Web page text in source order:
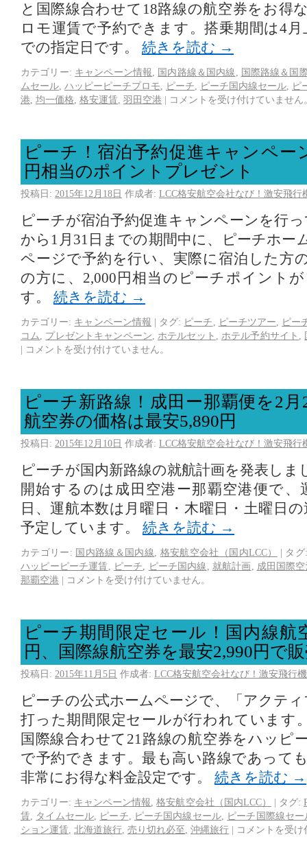
と国際線合わせて18路線の航空券をお得
ロモ運賃で予約できます。搭乗期間は4
での指定日です。 続きを読む →
カテゴリー: キャンペーン情報 国内路線＆国内線
国際路線＆国
ムセール ハッピーピーチプロモ ピーチ ピーチ国内線セール
ピ
港 均一価格 格安運賃 羽田空港 | コメントを受け付けていません
ピーチ！宿泊予約促進キャンペー
円相当のポイントプレゼント
投稿日: 2015年12月18日 作成者: LCC格安航空会社なび！激安飛行
ピーチが宿泊予約促進キャンペーンを行
から1月31日までの期間中に、ピーチホー
ページで予約を行い、実際に宿泊した方
の方に、2,000円相当のピーチポイント
す。 続きを読む →
カテゴリー: キャンペーン情報 | タグ: ピーチ ピーチツアー
ピー
コム
プレゼントキャンペーン ホテルセット ホテル予約サイト
| コメントを受け付けていません。
ピーチ新路線！成田ー那覇便を2
航空券の価格は最安5,890円
投稿日: 2015年12月10日 作成者: LCC格安航空会社なび！激安飛行
ピーチが国内新路線の就航計画を発表しま
開始するのは成田空港ー那覇空港便で、
日、運航本数は月曜日・木曜日・土曜日
予定しています。 続きを読む →
カテゴリー: 国内路線＆国内線 格安航空会社（国内LCC） | タグ
ハッピーピーチ運賃
ピーチ ピーチ国内線 就航計画
成田国際
那覇空港 | コメントを受け付けていません。
ピーチ期間限定セール！国内線航
円、国際線航空券を最安2,990円で
投稿日: 2015年11月5日 作成者: LCC格安航空会社なび！激安飛行
ピーチの公式ホームページで、「アクテ
打った期間限定セールが行われています
国際線合わせて21路線の航空券をハッピ
で予約できます。最も高い路線であって
非常にお得な料金設定です。 続きを読む →
カテゴリー: キャンペーン情報 ,格安航空会社（国内LCC） | タグ:
賃
タイムセール ピーチ ピーチ国内線セール
ピーチ国際線セー
ション運賃 北海道旅行 売り切れ必至 沖縄旅行 | コメントを受